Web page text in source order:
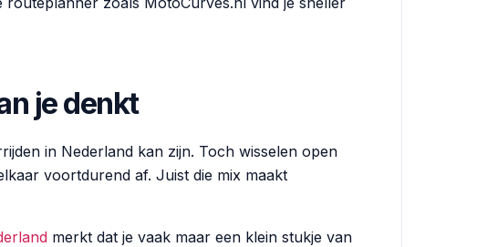
je denkt
in Nederland kan zijn. Toch wisselen open
voortdurend af. Juist die mix maakt
merkt dat je vaak maar een klein stukje van